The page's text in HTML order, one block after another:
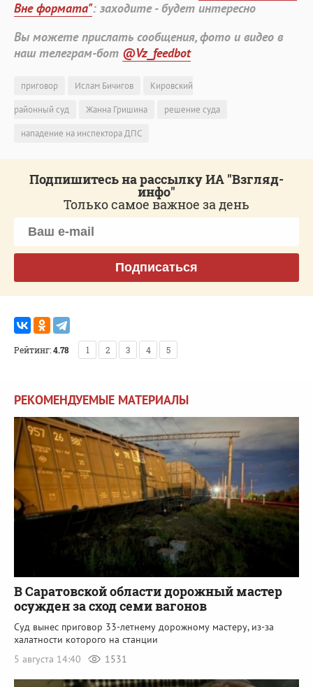
Вне формата": заходите - будет интересно
Вы можете прислать сообщения, фото и видео в
наш телеграм-бот @Vz_feedbot
приговор Ислам Бичигов
Кировский
районный суд
Жанна Гришина
решение суда
нападение на инспектора ДПС
Подпишитесь на рассылку ИА "Взгляд-
инфо"
Только самое важное за день
Подписаться
Рейтинг:4.78 1 2 3 4 5
РЕКОМЕНДУЕМЫЕ МАТЕРИАЛЫ
В Саратовской области дорожный мастер
осужден за сход семи вагонов
Суд вынес приговор 33-летнему дорожному мастеру, из-за
халатности которого на станции
5 августа 14:40
1531